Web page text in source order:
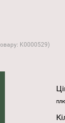
K0000529)